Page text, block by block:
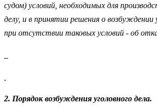
судом) условий, необходимых для
делу, и в принятии решения о возбуждении
при отсутствии таковых условий - об
2. Порядок возбуждения уголовного дела.